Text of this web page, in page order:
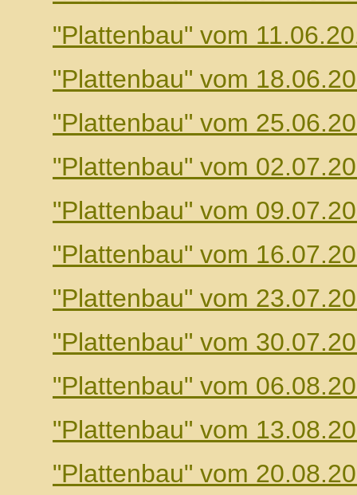
"Plattenbau" vom
"Plattenbau" vom
"Plattenbau" vom
"Plattenbau" vom
"Plattenbau" vom
"Plattenbau" vom
"Plattenbau" vom
"Plattenbau" vom
"Plattenbau" vom
"Plattenbau" vom
"Plattenbau" vom